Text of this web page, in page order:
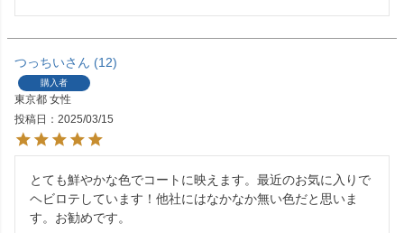
つっちい 12
購入者
東京都 女性
投稿日
2025/03/15
とても鮮やかな色でコートに映えます。最近のお気に入りで
ヘビロテしています！他社にはなかなか無い色だと思いま
す。お勧めです。